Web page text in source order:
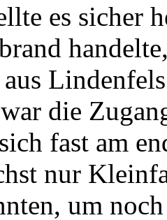
es sicher
die
fast am
nur
um